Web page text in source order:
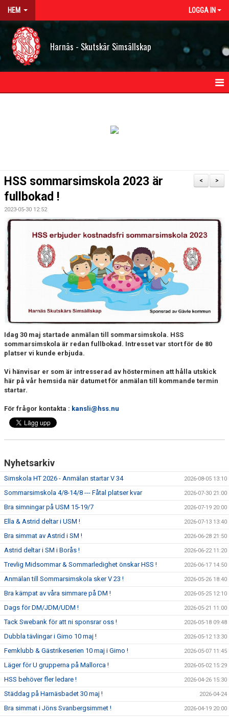
HEM LOGGA IN
Harnäs - Skutskär Simsällskap
STYRELSEN
FJÄRRANHÖJDERBADET
HARNÄSBADET
>
<
HSS sommarsimskola 2023 är
fullbokad !
2023-05-30 12:52
Idag 30 maj startade anmälan till sommarsimskola. HSS
sommarsimskola är redan fullbokad. Intresset var stort för de 80
platser vi kunde erbjuda.
Vi hänvisar er som är intresserad av hösterminen att hålla utskick
här på vår hemsida när datumet för anmälan till kommande termin
startar.
För frågor kontakta : kansli@hss.nu
Nyhetsarkiv
Simskola HT 2026 - Anmälan startar V 34 2026-08-05 13:10
Sommarsimskola 4/8-14/8 --- Fåtal platser kvar 2026-07-30 21:00
Bra simningar på USM 15-19/7 2026-07-19 20:00
Ella & Astrid deltar i USM ! 2026-07-13 13:40
Bra simmat av Astrid i SM ! 2026-06-28 21:50
Astrid deltar i SM i Borås ! 2026-06-22 11:20
Trevlig Midsommar & Sommarledighet önskar HSS ! 2026-06-17 14:50
Anmälan till Sommarsimskola sker V 23 ! 2026-05-26 18:40
Bra kämpat av våra simmare på DM ! 2026-05-25 12:10
Dags för DM/JDM/UDM ! 2026-05-21 11:00
Tack Swebank för att ni sponsrar oss ! 2026-05-18 09:48
Dubbla tävlingar i Gimo 10 maj ! 2026-05-12 13:30
Femklubb & Gästrikeserien 10 maj i Gimo ! 2026-05-07 11:45
Läger för U grupperna på Mallorca ! 2026-05-02 15:29
HSS behöver fler ledare ! 2026-04-26 15:30
Städdag på Harnäsbadet 30 maj ! 2026-04-24
Bra simmat i Jöns Svanbergsimmet ! 2026-04-19 20:00